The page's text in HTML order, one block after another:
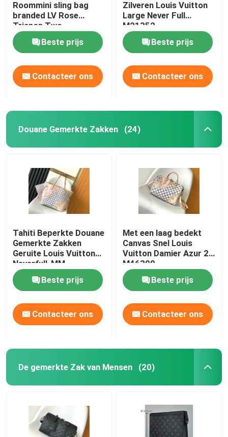
Roommini sling bag
branded LV Rose
Trianon Two
Monogram Empreinte
Beste prijs
Contacteer ons
Zilveren Louis Vuitton
Large Never Full
M21352
Beste prijs
Contacteer ons
Douane Gemerkte Zakken (24)
Tahiti Beperkte Douane
Gemerkte Zakken
Geruite Louis Vuitton
Neverfull-MM.
Beste prijs
Contacteer ons
Met een laag bedekt
Canvas Snel Louis
Vuitton Damier Azur 25
M46390
Beste prijs
Contacteer ons
De gemerkte Zak van Mensen (20)